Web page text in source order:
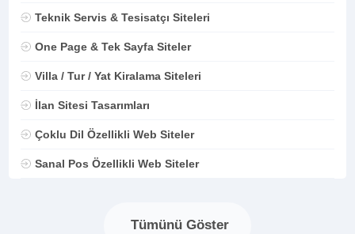
Teknik Servis & Tesisatçı Siteleri
One Page & Tek Sayfa Siteler
Villa / Tur / Yat Kiralama Siteleri
İlan Sitesi Tasarımları
Çoklu Dil Özellikli Web Siteler
Sanal Pos Özellikli Web Siteler
Tümünü Göster